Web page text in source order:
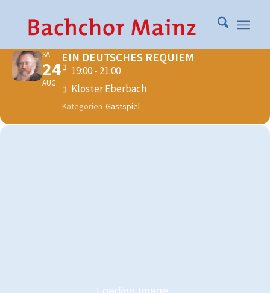
AUGUST, 2019
SA
24
AUG.
EIN DEUTSCHES REQUIEM
19:00 - 21:00
Kloster Eberbach
Kategorien Gastspiel